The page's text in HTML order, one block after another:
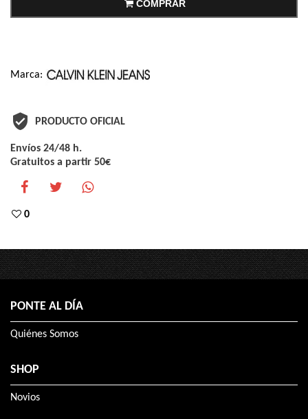
COMPRAR
Marca:
PRODUCTO OFICIAL
Envíos 24/48 h.
Gratuitos a partir 50€
0
PONTE AL DÍA
Quiénes Somos
SHOP
Novios